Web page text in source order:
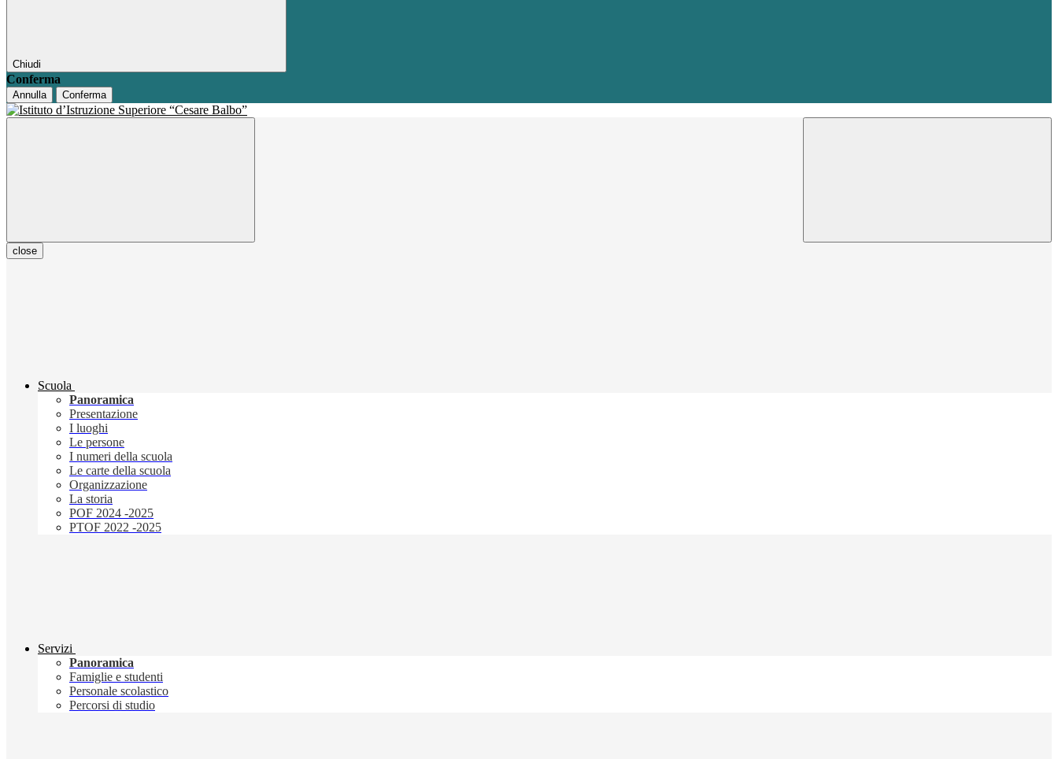
Chiudi
Conferma
Annulla Conferma
close
Scuola
Panoramica
Presentazione
I luoghi
Le persone
I numeri della scuola
Le carte della scuola
Organizzazione
La storia
POF 2024 -2025
PTOF 2022 -2025
Servizi
Panoramica
Famiglie e studenti
Personale scolastico
Percorsi di studio